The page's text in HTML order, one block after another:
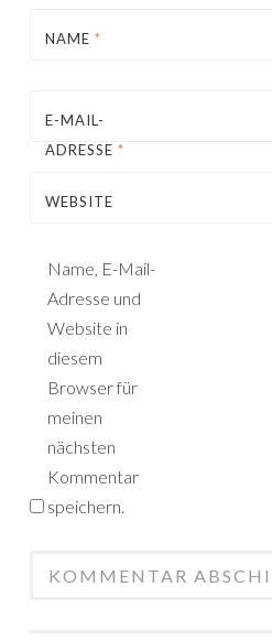
NAME *
E-MAIL-
ADRESSE *
WEBSITE
Name, E-Mail-
Adresse und
Website in
diesem
Browser für
meinen
nächsten
Kommentar
speichern.